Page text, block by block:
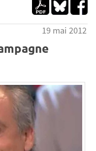
19 mai 2012